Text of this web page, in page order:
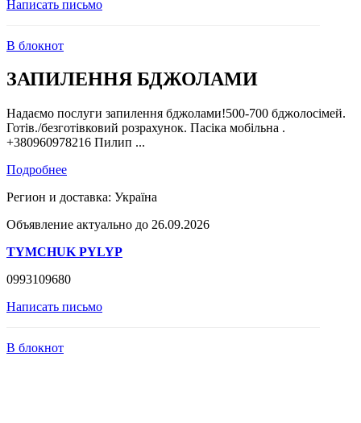
Написать письмо
В блокнот
ЗАПИЛЕННЯ БДЖОЛАМИ
Надаємо послуги запилення бджолами!500-700 бджолосімей.
Готів./безготівковий розрахунок. Пасіка мобільна .
+380960978216 Пилип ...
Подробнее
Регион и доставка: Україна
Объявление актуально до 26.09.2026
TYMCHUK PYLYP
0993109680
Написать письмо
В блокнот